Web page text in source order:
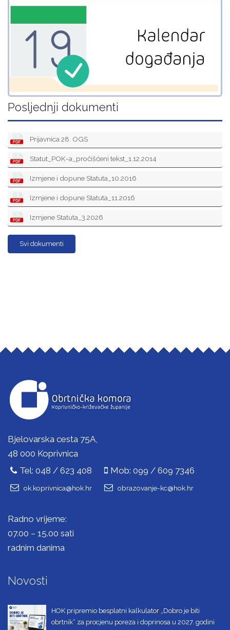
Posljednji dokumenti
Prijavnica 28. OGS
Statut_POK-a_pročišćeni tekst_1.12.2014
Izmjene i dopune Statuta_10.2016
Izmjene i dopune Statuta_11.2016
Izmjene Statuta_3.2026
Svi dokumenti
Bjelovarska cesta 75A,
48 000 Koprivnica
Tel: 048 / 623 408
Mob: 099 / 609 7346
ok.koprivnica@hok.hr obrazovanje-kc@hok.hr
Radno vrijeme:
07.00 – 15.00 sati
radnim danima
Novosti
HOK pripremio besplatni kalkulator „Dobro je biti
obrtnik“ za procjenu poreza i doprinosa u 2027. godini